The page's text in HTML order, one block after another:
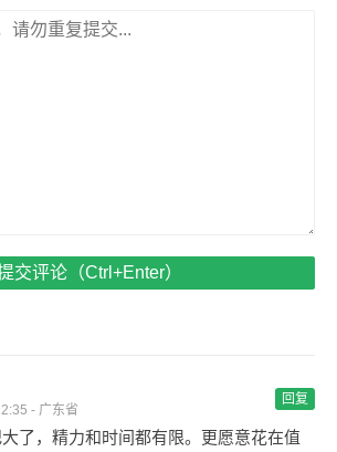
交评论（Ctrl+Enter）
- 广东省
回复
了，精力和时间都有限。更愿意花在值